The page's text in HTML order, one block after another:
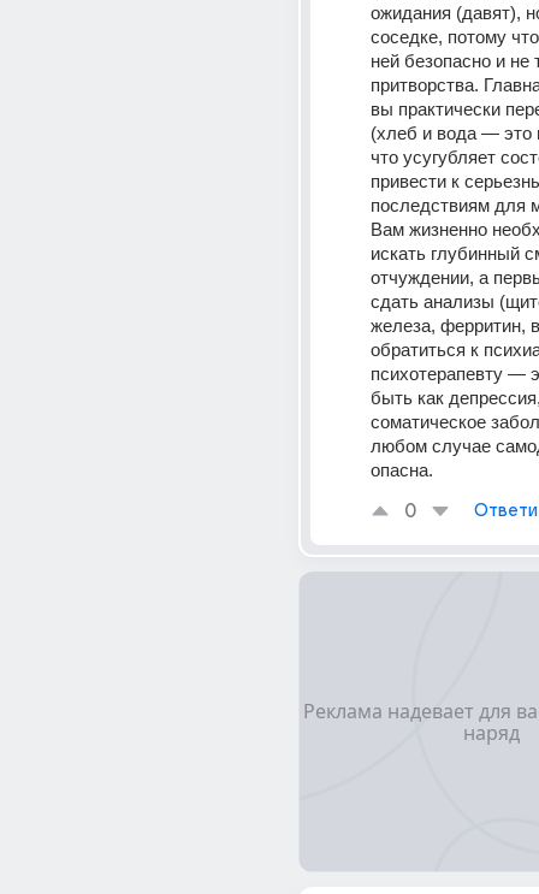
ожидания (давят),
соседке, потому
ней безопасно и не
притворства.
вы практически
(хлеб и вода — это
что усугубляет
привести к
последствиям для
Вам жизненно
искать глубинный
отчуждении, а
сдать анализы
железа, ферритин,
обратиться к
психотерапевту —
быть как
соматическое
любом случае
опасна.
0